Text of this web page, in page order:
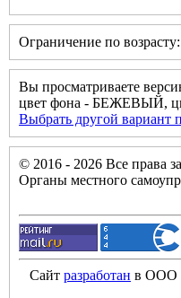
Ограничение по возрасту:
Вы просматриваете
цвет фона - БЕЖЕВЫЙ,
Выбрать другой вариант
© 2016 - 2026 Все права
Органы местного
Сайт разработан в ООО